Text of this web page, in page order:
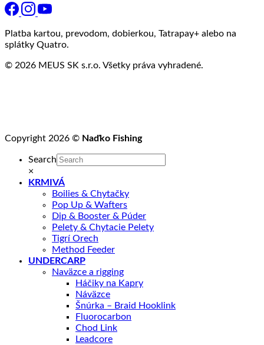
Platba kartou, prevodom, dobierkou, Tatrapay+ alebo na
splátky Quatro.
© 2026 MEUS SK s.r.o. Všetky práva vyhradené.
Copyright 2026 © Naďko Fishing
Search
×
KRMIVÁ
Boilies & Chytačky
Pop Up & Wafters
Dip & Booster & Púder
Pelety & Chytacie Pelety
Tigrí Orech
Method Feeder
UNDERCARP
Naväzce a rigging
Háčiky na Kapry
Náväzce
Šnúrka – Braid Hooklink
Fluorocarbon
Chod Link
Leadcore